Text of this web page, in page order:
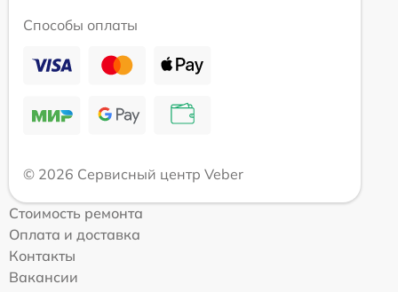
Способы оплаты
© 2026 Сервисный центр Veber
Стоимость ремонта
Оплата и доставка
Контакты
Вакансии